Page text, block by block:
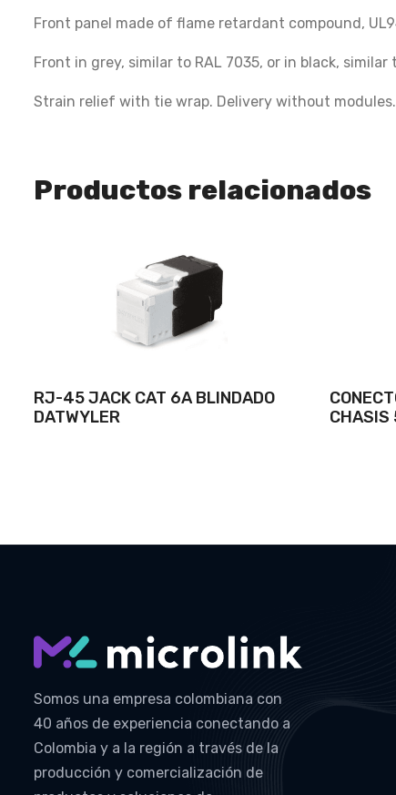
Front panel made of flame retardant compound,
Front in grey, similar to RAL 7035, or in black, similar
Strain relief with tie wrap. Delivery without modules.
Productos relacionados
RJ-45 JACK CAT 6A BLINDADO
DATWYLER
CHASIS
Somos una empresa colombiana con
40 años de experiencia conectando a
Colombia y a la región a través de la
producción y comercialización de